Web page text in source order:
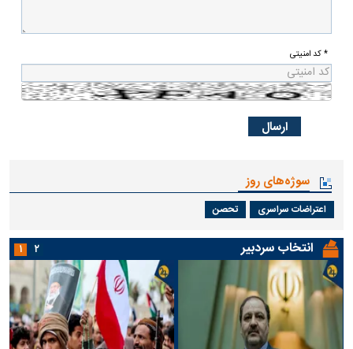
* کد امنیتی
سوژه‌های روز
اعتراضات سراسری تحصن
انتخاب سردبیر ۱ ۲